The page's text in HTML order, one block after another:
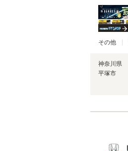
その他
神奈川県
平塚市